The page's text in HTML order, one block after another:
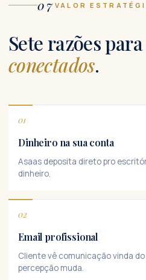
07 VALOR
Sete razões
conectados.
01
Dinheiro na sua conta
Asaas deposita direto pro
dinheiro.
02
Email profissional
Cliente vê comunicação vinda
percepção muda.